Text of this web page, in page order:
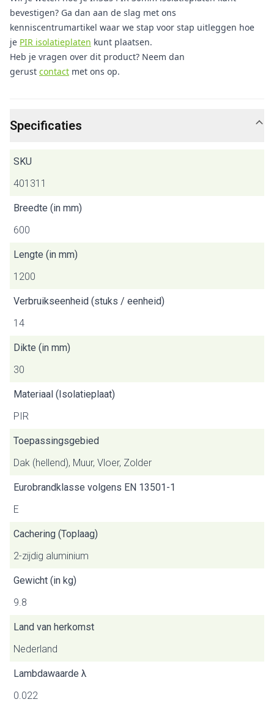
bevestigen? Ga dan aan de slag met ons
kenniscentrumartikel waar we stap voor stap uitleggen hoe
je PIR isolatieplaten kunt plaatsen.
Heb je vragen over dit product? Neem dan
gerust contact met ons op.
Specificaties
SKU
401311
Breedte (in mm)
600
Lengte (in mm)
1200
Verbruikseenheid (stuks / eenheid)
14
Dikte (in mm)
30
Materiaal (Isolatieplaat)
PIR
Toepassingsgebied
Dak (hellend), Muur, Vloer, Zolder
Eurobrandklasse volgens EN 13501-1
E
Cachering (Toplaag)
2-zijdig aluminium
Gewicht (in kg)
9.8
Land van herkomst
Nederland
Lambdawaarde λ
0.022